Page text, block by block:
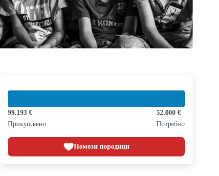
99.193 €
Прикупљено
52.000 €
Потребно
Помози породици